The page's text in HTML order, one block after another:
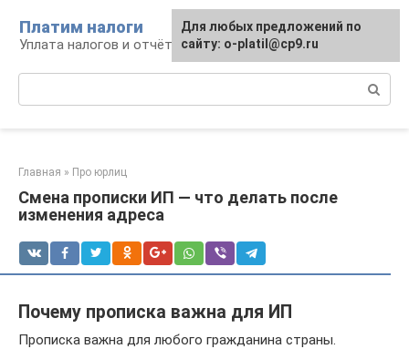
контенту
Платим налоги
Уплата налогов и отчётность
Главная » Про юрлиц
Смена прописки ИП — что делать после
изменения адреса
Почему прописка важна для ИП
Прописка важна для любого гражданина страны.
Для любых предложений по
сайту: o-platil@cp9.ru